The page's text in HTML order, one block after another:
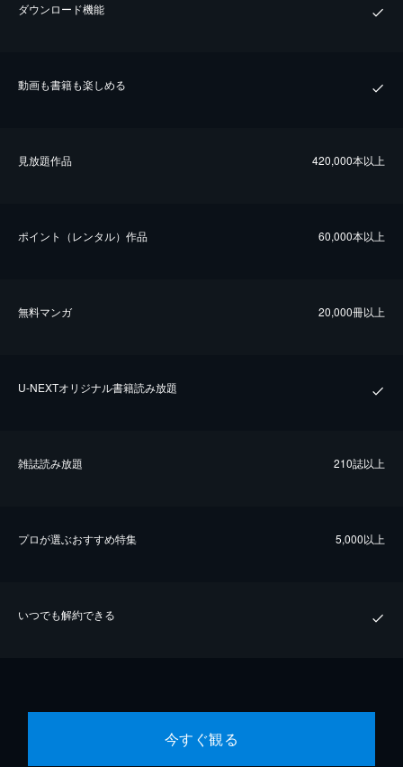
ダウンロード機能
動画も書籍も楽しめる
⾒放題作品 420,000本以上
ポイント（レンタル）作品 60,000本以上
無料マンガ 20,000冊以上
U-NEXTオリジナル書籍読み放題
雑誌読み放題 210誌以上
プロが選ぶおすすめ特集 5,000以上
いつでも解約できる
今すぐ観る